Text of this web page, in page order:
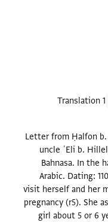
1 Translation
Letter from Ḥalfon
uncle ʿEli b.
Bahnasa. In the
Arabic. Dating:
visit herself and her
pregnancy (r5). She
girl about 5 or 6